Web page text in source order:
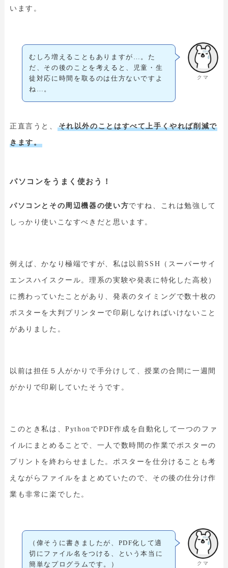
います。
クマ
むしろ増えることもありますが…。た
だ、その後のことを考えると、児童・生
徒対応に時間を取るのは仕方ないですよ
ね…。
正直言うと、 それ以外のことはすべて上手くやれば削減で
きます。
パソコンをうまく使おう！
パソコンとその周辺機器の使い方ですね、これは勉強して
しっかり使いこなすべきだと思います。
例えば、かなり極端ですが、私は以前SSH（スーパーサイ
エンスハイスクール。理系の実験や発表に特化した高校）
に携わっていたことがあり、発表のタイミングで数十枚の
ポスターを大判プリンターで印刷しなければいけないこと
がありました。
以前は担任５人がかりで手分けして、授業の合間に一週間
がかりで印刷していたそうです。
このとき私は、PythonでPDF作成を自動化して一つのファ
イルにまとめることで、一人で数時間の作業でポスターの
プリントを終わらせました。ポスターを仕分けることも考
えながらファイルをまとめていたので、その後の仕分け作
業も非常に楽でした。
クマ
（偉そうに書きましたが、PDF化して適
切にファイル名をつける、という本当に
簡単なプログラムです。）